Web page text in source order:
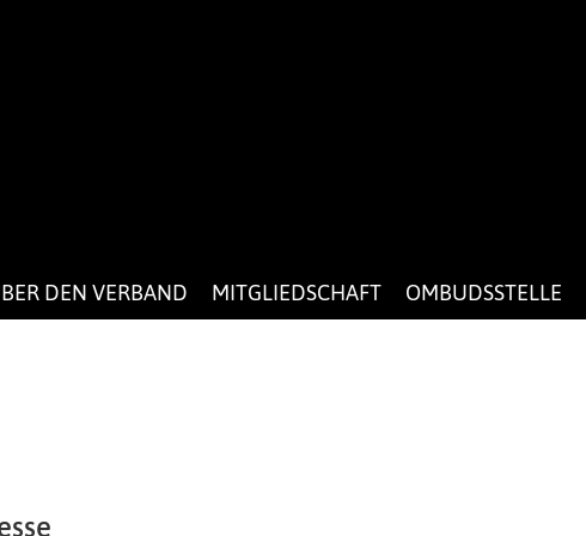
DEN VERBAND MITGLIEDSCHAFT OMBUDSSTELLE